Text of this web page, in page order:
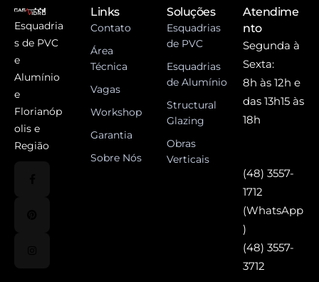
Esquadria
s de PVC
e
Alumínio
e
Florianóp
olis e
Região
Links
Contato
Área
Técnica
Vagas
Workshop
Garantia
Sobre Nós
Soluções
Esquadrias
de PVC
Esquadrias
de Alumínio
Structural
Glazing
Obras
Verticais
Atendime
nto
Segunda à
Sexta:
8h às 12h e
das 13h15 às
18h
(48) 3557-
1712
(WhatsApp
)
(48) 3557-
3712